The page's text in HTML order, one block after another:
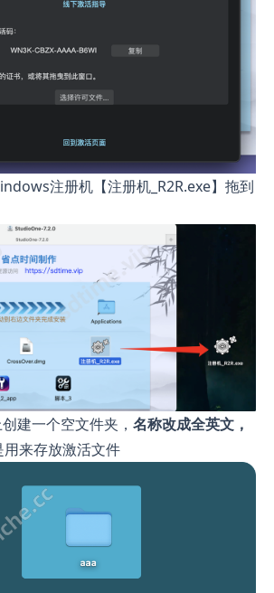
注册机【注册机_R2R.exe】拖到
建一个空文件夹， 名称改成全英文，
用来存放激活文件